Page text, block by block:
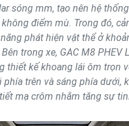
sóng mm, tạo nên hệ
điểm mù. Trong đó,
phát hiện vật thể ở
trong xe, GAC M8 PHEV
thiết kế khoang lái ôm trọn
trên và sáng phía dưới,
mạ crôm nhằm tăng sự